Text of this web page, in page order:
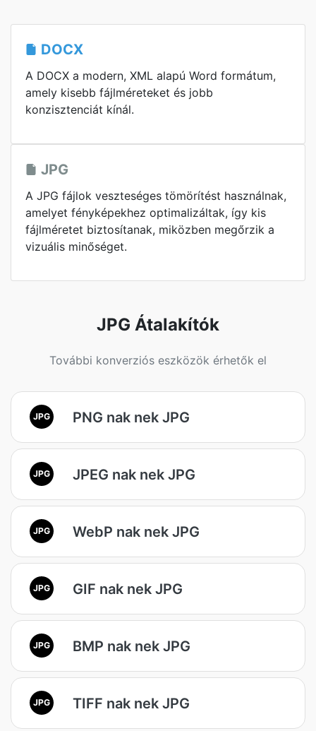
DOCX
A DOCX a modern, XML alapú Word formátum,
amely kisebb fájlméreteket és jobb
konzisztenciát kínál.
JPG
A JPG fájlok veszteséges tömörítést használnak,
amelyet fényképekhez optimalizáltak, így kis
fájlméretet biztosítanak, miközben megőrzik a
vizuális minőséget.
JPG Átalakítók
További konverziós eszközök érhetők el
JPG PNG nak nek JPG
JPG JPEG nak nek JPG
JPG WebP nak nek JPG
JPG GIF nak nek JPG
JPG BMP nak nek JPG
JPG TIFF nak nek JPG